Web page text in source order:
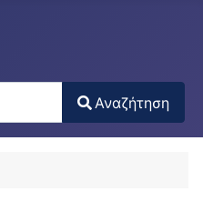
for results.
Αναζήτηση